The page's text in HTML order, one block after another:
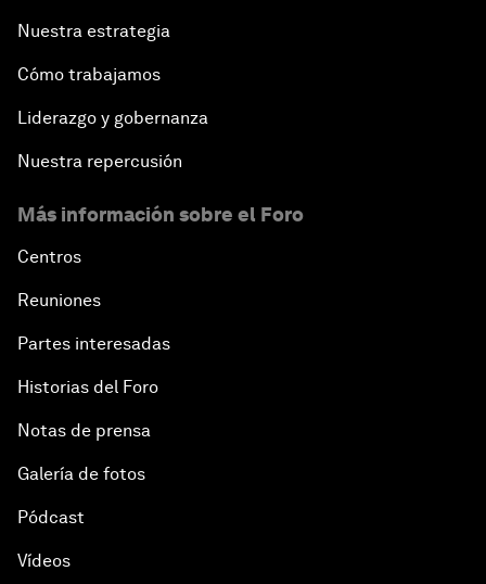
Nuestra estrategia
Cómo trabajamos
Liderazgo y gobernanza
Nuestra repercusión
Más información sobre el Foro
Centros
Reuniones
Partes interesadas
Historias del Foro
Notas de prensa
Galería de fotos
Pódcast
Vídeos